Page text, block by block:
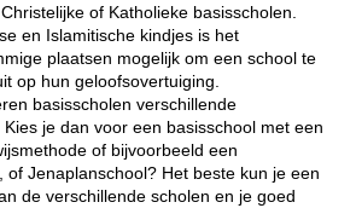
of Katholieke basisscholen.
en Islamitische kindjes is het
plaatsen mogelijk om een school te
op hun geloofsovertuiging.
basisscholen verschillende
je dan voor een basisschool met een
of bijvoorbeeld een
of Jenaplanschool? Het beste kun je een
de verschillende scholen en je goed